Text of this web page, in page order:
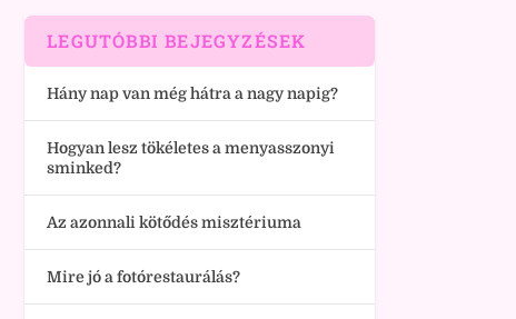
LEGUTÓBBI BEJEGYZÉSEK
Hány nap van még hátra a nagy napig?
Hogyan lesz tökéletes a menyasszonyi
sminked?
Az azonnali kötődés misztériuma
Mire jó a fotórestaurálás?